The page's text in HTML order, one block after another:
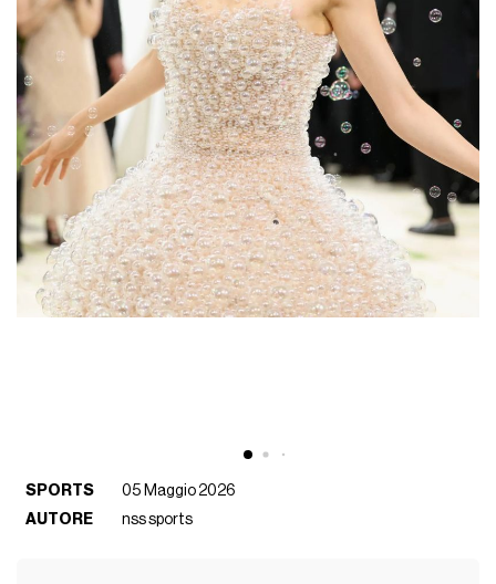
SPORTS
05 Maggio 2026
AUTORE
nss sports